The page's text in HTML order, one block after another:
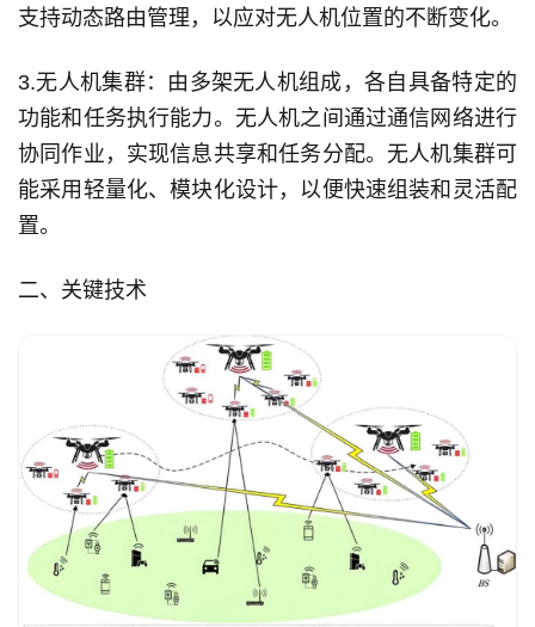
支持动态路由管理，以应对无人机位置的不断变化。
3.无人机集群：由多架无人机组成，各自具备特定的
功能和任务执行能力。无人机之间通过通信网络进行
协同作业，实现信息共享和任务分配。无人机集群可
能采用轻量化、模块化设计，以便快速组装和灵活配
置。
二、关键技术